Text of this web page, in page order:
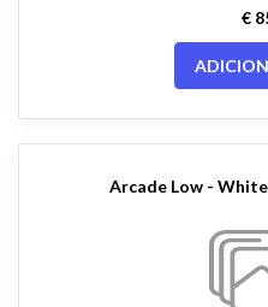
€
Arcade Low -